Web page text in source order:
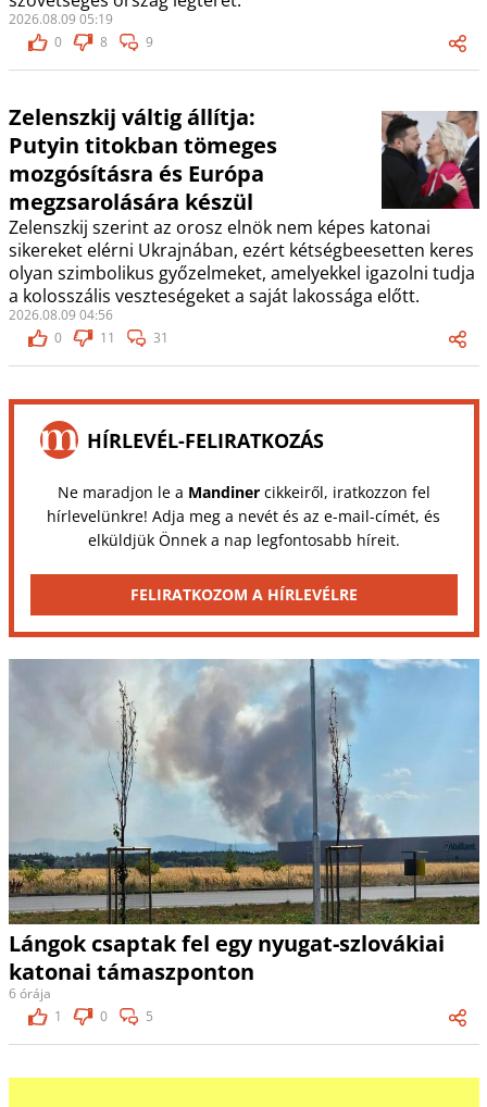
2026.08.09 05:19
0
8 9
Zelenszkij váltig állítja:
Putyin titokban tömeges
mozgósításra és Európa
megzsarolására készül
Zelenszkij szerint az orosz elnök nem képes katonai
sikereket elérni Ukrajnában, ezért kétségbeesetten keres
olyan szimbolikus győzelmeket, amelyekkel igazolni tudja
a kolosszális veszteségeket a saját lakossága előtt.
2026.08.09 04:56
0
11 31
HÍRLEVÉL-FELIRATKOZÁS
Ne maradjon le a Mandinercikkeiről, iratkozzon fel
hírlevelünkre! Adja meg a nevét és az e-mail-címét, és
elküldjük Önnek a nap legfontosabb híreit.
FELIRATKOZOM A HÍRLEVÉLRE
Lángok csaptak fel egy nyugat-szlovákiai
katonai támaszponton
6 órája
1
0 5